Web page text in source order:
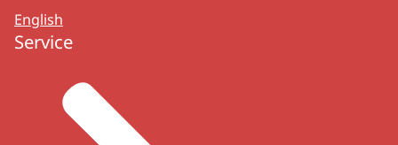
English
Service